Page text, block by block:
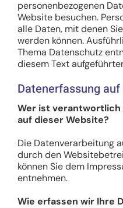
personenbezogenen
Website besuchen.
alle Daten, mit denen
werden können.
Thema Datenschutz
diesem Text
Datenerfassung
Wer ist verantwortlich
auf dieser Website?
Die Datenverarbeitung
durch den
können Sie dem
entnehmen.
Wie erfassen wir Ihre